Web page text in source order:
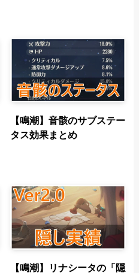
【鳴潮】音骸のサブステー
タス効果まとめ
【鳴潮】リナシータの「隠